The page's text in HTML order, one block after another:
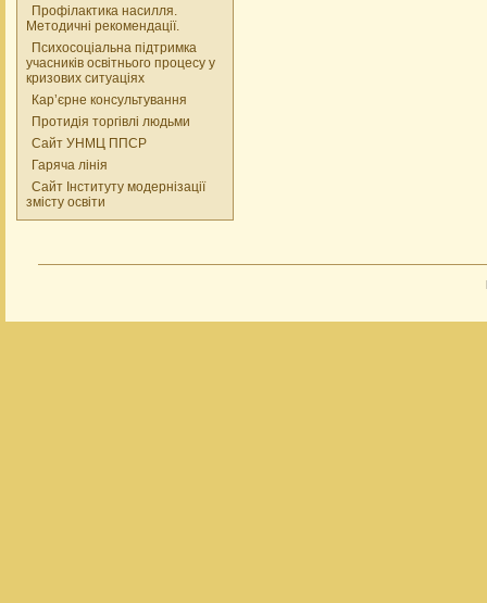
Профілактика насилля.
Методичні рекомендації.
Психосоціальна підтримка
учасників освітнього процесу у
кризових ситуаціях
Кар’єрне консультування
Протидія торгівлі людьми
Сайт УНМЦ ППСР
Гаряча лінія
Сайт Інституту модернізації
змісту освіти